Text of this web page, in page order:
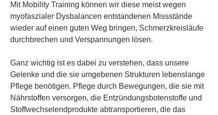
Mit Mobility Training können wir diese meist wegen
myofaszialer Dysbalancen entstandenen Missstände
wieder auf einen guten Weg bringen, Schmerzkreisläufe
durchbrechen und Verspannungen lösen.
Ganz wichtig ist es dabei zu verstehen, dass unsere
Gelenke und die sie umgebenen Strukturen lebenslange
Pflege benötigen. Pflege durch Bewegungen, die sie mit
Nährstoffen versorgen, die Entzündungsbotenstoffe und
Stoffwechselendprodukte abtransportieren, die das